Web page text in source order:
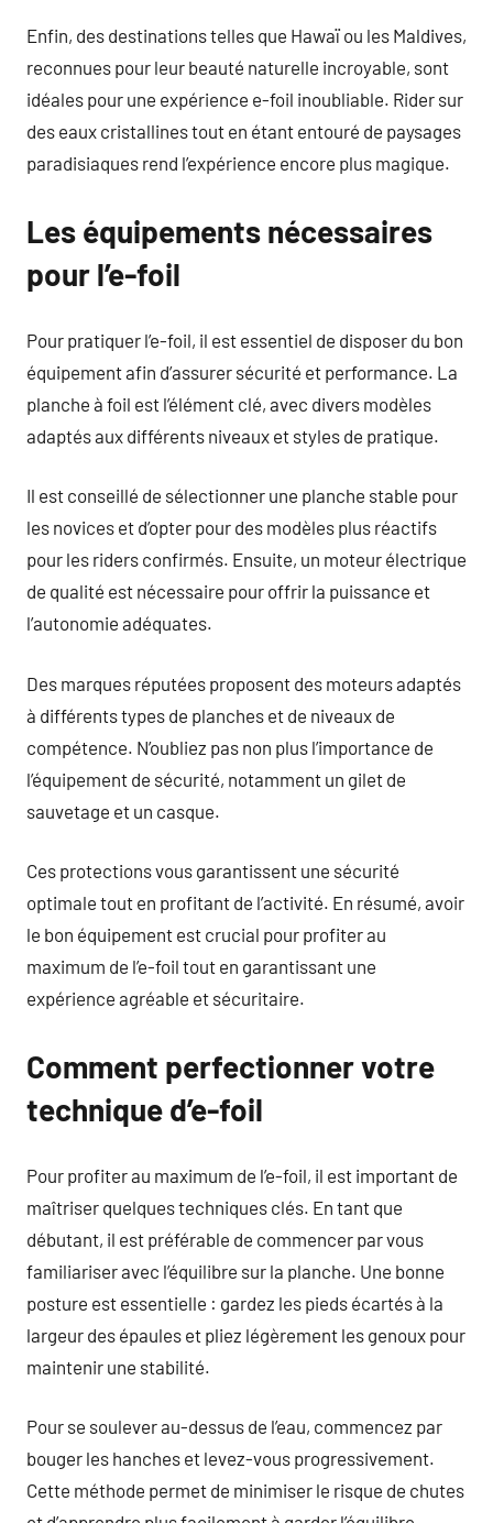
Enfin, des destinations telles que Hawaï ou les Maldives,
reconnues pour leur beauté naturelle incroyable, sont
idéales pour une expérience e-foil inoubliable. Rider sur
des eaux cristallines tout en étant entouré de paysages
paradisiaques rend l’expérience encore plus magique.
Les équipements nécessaires
pour l’e-foil
Pour pratiquer l’e-foil, il est essentiel de disposer du bon
équipement afin d’assurer sécurité et performance. La
planche à foil est l’élément clé, avec divers modèles
adaptés aux différents niveaux et styles de pratique.
Il est conseillé de sélectionner une planche stable pour
les novices et d’opter pour des modèles plus réactifs
pour les riders confirmés. Ensuite, un moteur électrique
de qualité est nécessaire pour offrir la puissance et
l’autonomie adéquates.
Des marques réputées proposent des moteurs adaptés
à différents types de planches et de niveaux de
compétence. N’oubliez pas non plus l’importance de
l’équipement de sécurité, notamment un gilet de
sauvetage et un casque.
Ces protections vous garantissent une sécurité
optimale tout en profitant de l’activité. En résumé, avoir
le bon équipement est crucial pour profiter au
maximum de l’e-foil tout en garantissant une
expérience agréable et sécuritaire.
Comment perfectionner votre
technique d’e-foil
Pour profiter au maximum de l’e-foil, il est important de
maîtriser quelques techniques clés. En tant que
débutant, il est préférable de commencer par vous
familiariser avec l’équilibre sur la planche. Une bonne
posture est essentielle : gardez les pieds écartés à la
largeur des épaules et pliez légèrement les genoux pour
maintenir une stabilité.
Pour se soulever au-dessus de l’eau, commencez par
bouger les hanches et levez-vous progressivement.
Cette méthode permet de minimiser le risque de chutes